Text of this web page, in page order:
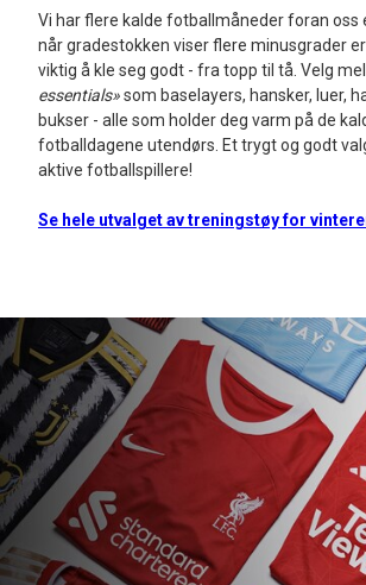
Vi har flere kalde fotballmåneder foran oss
når gradestokken viser flere minusgrader
viktig å kle seg godt - fra topp til tå. Velg
essentials»som baselayers, hansker, luer,
bukser - alle som holder deg varm på de
fotballdagene utendørs. Et trygt og godt
aktive fotballspillere!
Se hele utvalget av treningstøy for